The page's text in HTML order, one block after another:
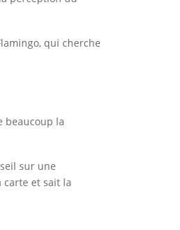
qui cherche
beaucoup la
sur une
carte et sait la